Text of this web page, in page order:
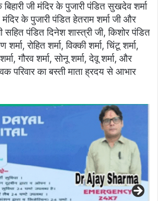
जी मंदिर के पुजारी पंडित सुखदेव शर्मा
मंदिर के पुजारी पंडित हेतराम शर्मा जी और
सहित पंडित दिनेश शास्त्री जी, किशोर पंडित
शर्मा, रोहित शर्मा, विक्की शर्मा, चिंटू शर्मा,
गौरव शर्मा, सोनू शर्मा, देवू शर्मा, और
परिवार का बस्ती माता ह्रदय से आभार